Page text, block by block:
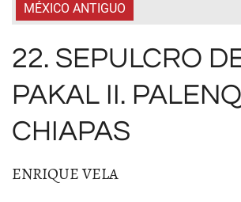
MÉXICO ANTIGUO
22. SEPULCRO
PAKAL II.
CHIAPAS
ENRIQUE VELA